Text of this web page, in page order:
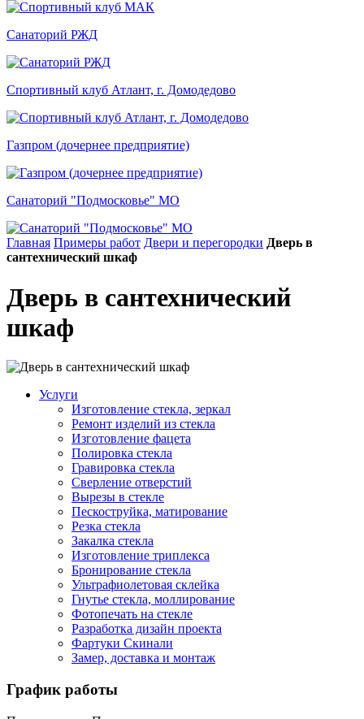
Санаторий РЖД
Спортивный клуб Атлант, г. Домодедово
Газпром (дочернее предприятие)
Санаторий "Подмосковье" МО
Главная Примеры работ Двери и перегородки Дверь в
сантехнический шкаф
Дверь в сантехнический
шкаф
Услуги
Изготовление стекла, зеркал
Ремонт изделий из стекла
Изготовление фацета
Полировка стекла
Гравировка стекла
Сверление отверстий
Вырезы в стекле
Пескоструйка, матирование
Резка стекла
Закалка стекла
Изготовление триплекса
Бронирование стекла
Ультрафиолетовая склейка
Гнутье стекла, моллирование
Фотопечать на стекле
Разработка дизайн проекта
Фартуки Скинали
Замер, доставка и монтаж
График работы